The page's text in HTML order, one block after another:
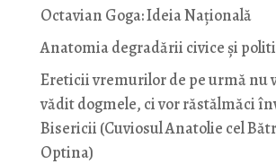
Octavian Goga: Ideia Naţională
Anatomia degradării civice și
Ereticii vremurilor de pe urmă nu
vădit dogmele, ci vor răstălmăci
Bisericii (Cuviosul Anatolie cel
Optina)